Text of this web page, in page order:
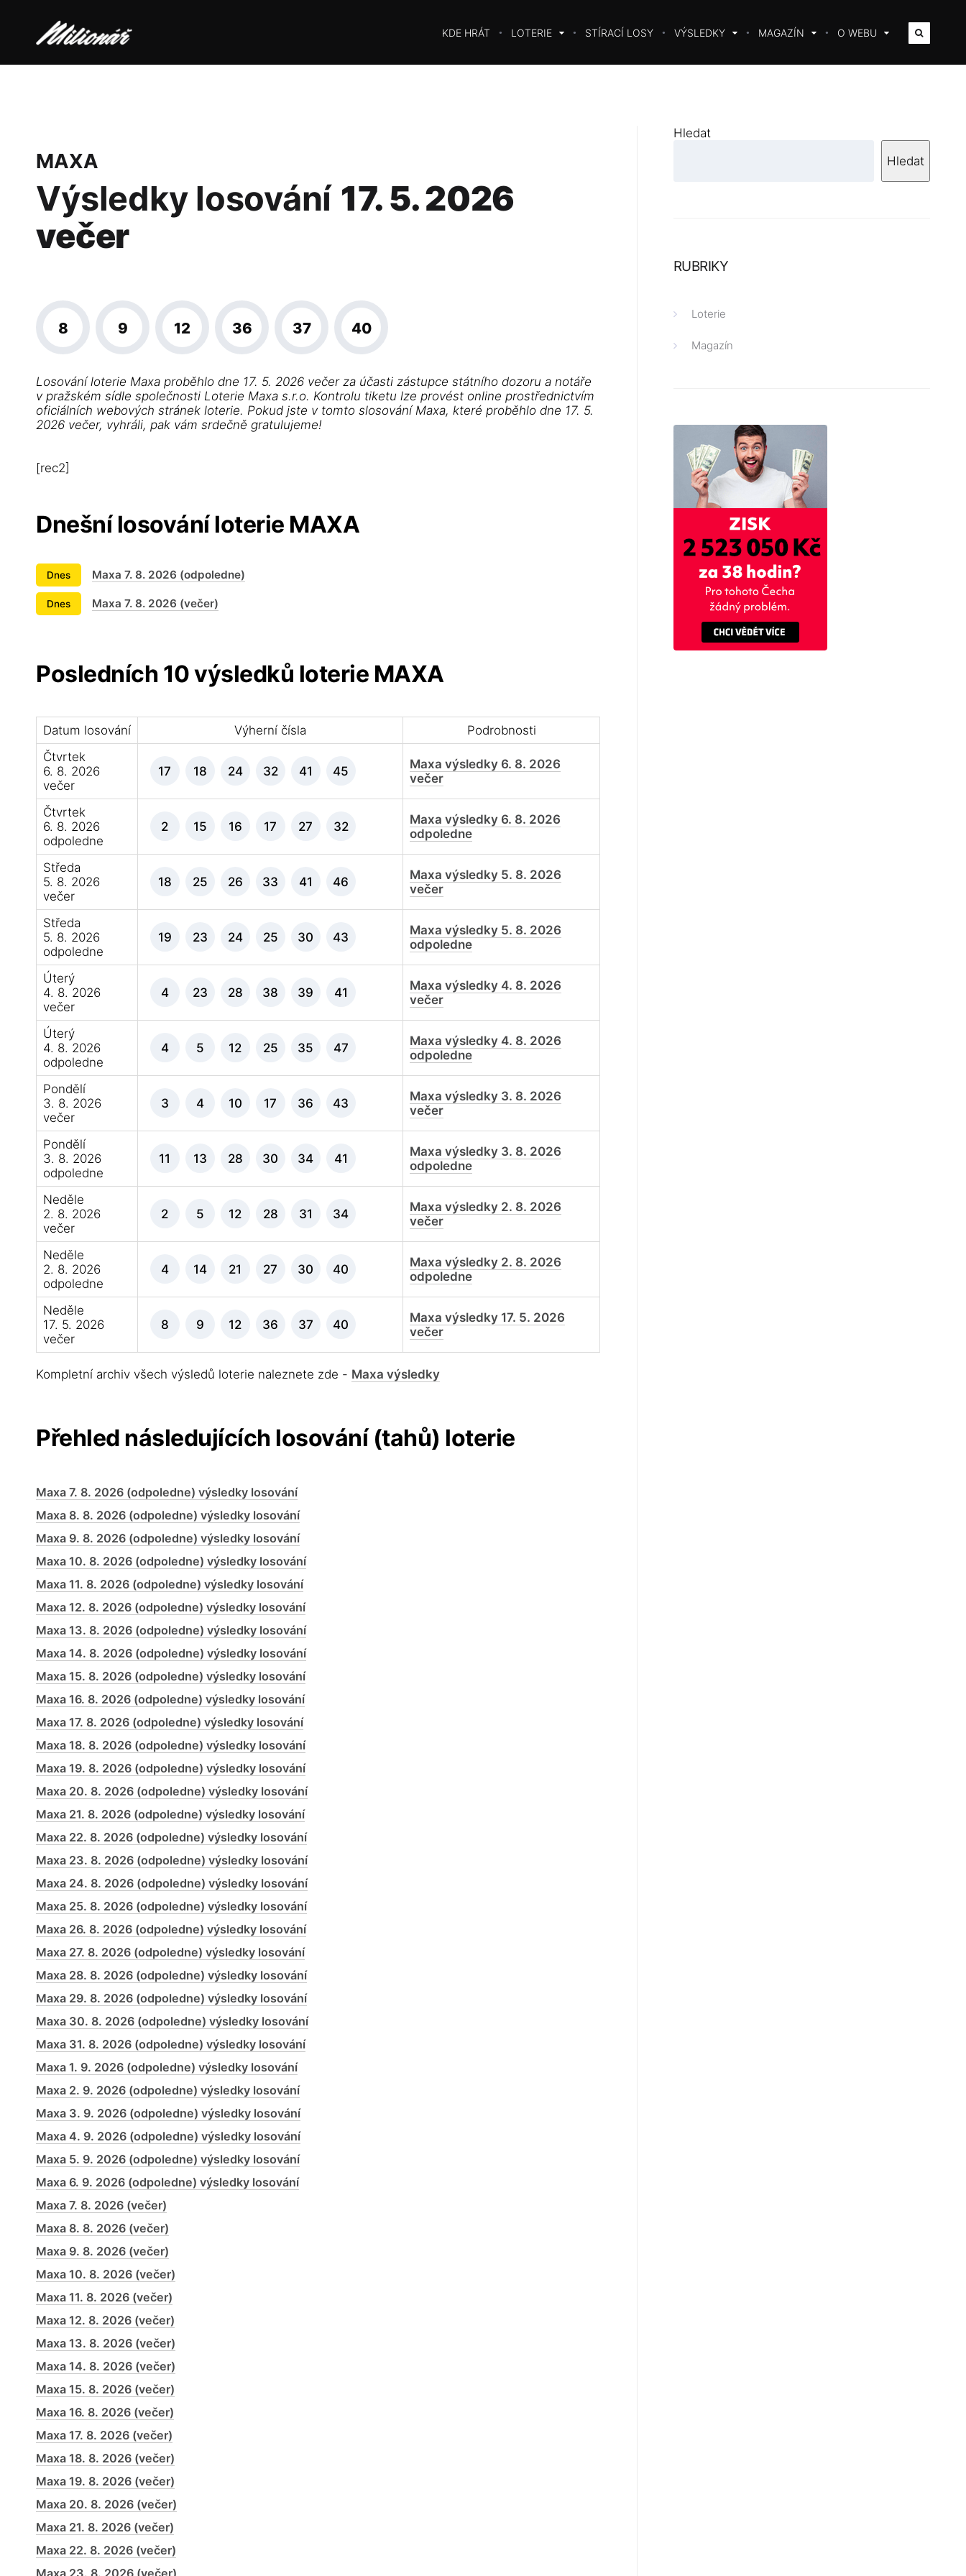
KDE HRÁT LOTERIE STÍRACÍ LOSY VÝSLEDKY MAGAZÍN O WEBU
MAXA
Výsledky losování 17. 5. 2026
večer
8 9 12 36 37 40
Losování loterie Maxa proběhlo dne 17. 5. 2026 večer za účasti zástupce státního dozoru a notáře
v pražském sídle společnosti Loterie Maxa s.r.o. Kontrolu tiketu lze provést online prostřednictvím
oficiálních webových stránek loterie. Pokud jste v tomto slosování Maxa, které proběhlo dne 17. 5.
2026 večer, vyhráli, pak vám srdečně gratulujeme!
[rec2]
Dnešní losování loterie MAXA
Dnes Maxa 7. 8. 2026 (odpoledne)
Dnes Maxa 7. 8. 2026 (večer)
Posledních 10 výsledků loterie MAXA
Datum losování Výherní čísla
Podrobnosti
Čtvrtek
6. 8. 2026
večer
17 18 24 32 41 45
Maxa výsledky 6. 8. 2026
večer
Čtvrtek
6. 8. 2026
odpoledne
2 15 16 17 27 32
Maxa výsledky 6. 8. 2026
odpoledne
Středa
5. 8. 2026
večer
18 25 26 33 41 46
Maxa výsledky 5. 8. 2026
večer
Středa
5. 8. 2026
odpoledne
19 23 24 25 30 43
Maxa výsledky 5. 8. 2026
odpoledne
Úterý
4. 8. 2026
večer
4 23 28 38 39 41
Maxa výsledky 4. 8. 2026
večer
Úterý
4. 8. 2026
odpoledne
4 5 12 25 35 47
Maxa výsledky 4. 8. 2026
odpoledne
Pondělí
3. 8. 2026
večer
3 4 10 17 36 43
Maxa výsledky 3. 8. 2026
večer
Pondělí
3. 8. 2026
odpoledne
11 13 28 30 34 41
Maxa výsledky 3. 8. 2026
odpoledne
Neděle
2. 8. 2026
večer
2 5 12 28 31 34
Maxa výsledky 2. 8. 2026
večer
Neděle
2. 8. 2026
odpoledne
4 14 21 27 30 40
Maxa výsledky 2. 8. 2026
odpoledne
Neděle
17. 5. 2026
večer
8 9 12 36 37 40
Maxa výsledky 17. 5. 2026
večer
Kompletní archiv všech výsledů loterie naleznete zde - Maxa výsledky
Přehled následujících losování (tahů) loterie
Maxa 7. 8. 2026 (odpoledne) výsledky losování
Maxa 8. 8. 2026 (odpoledne) výsledky losování
Maxa 9. 8. 2026 (odpoledne) výsledky losování
Maxa 10. 8. 2026 (odpoledne) výsledky losování
Maxa 11. 8. 2026 (odpoledne) výsledky losování
Maxa 12. 8. 2026 (odpoledne) výsledky losování
Maxa 13. 8. 2026 (odpoledne) výsledky losování
Maxa 14. 8. 2026 (odpoledne) výsledky losování
Maxa 15. 8. 2026 (odpoledne) výsledky losování
Maxa 16. 8. 2026 (odpoledne) výsledky losování
Maxa 17. 8. 2026 (odpoledne) výsledky losování
Maxa 18. 8. 2026 (odpoledne) výsledky losování
Maxa 19. 8. 2026 (odpoledne) výsledky losování
Maxa 20. 8. 2026 (odpoledne) výsledky losování
Maxa 21. 8. 2026 (odpoledne) výsledky losování
Maxa 22. 8. 2026 (odpoledne) výsledky losování
Maxa 23. 8. 2026 (odpoledne) výsledky losování
Maxa 24. 8. 2026 (odpoledne) výsledky losování
Maxa 25. 8. 2026 (odpoledne) výsledky losování
Maxa 26. 8. 2026 (odpoledne) výsledky losování
Maxa 27. 8. 2026 (odpoledne) výsledky losování
Maxa 28. 8. 2026 (odpoledne) výsledky losování
Maxa 29. 8. 2026 (odpoledne) výsledky losování
Maxa 30. 8. 2026 (odpoledne) výsledky losování
Maxa 31. 8. 2026 (odpoledne) výsledky losování
Maxa 1. 9. 2026 (odpoledne) výsledky losování
Maxa 2. 9. 2026 (odpoledne) výsledky losování
Maxa 3. 9. 2026 (odpoledne) výsledky losování
Maxa 4. 9. 2026 (odpoledne) výsledky losování
Maxa 5. 9. 2026 (odpoledne) výsledky losování
Maxa 6. 9. 2026 (odpoledne) výsledky losování
Maxa 7. 8. 2026 (večer)
Maxa 8. 8. 2026 (večer)
Maxa 9. 8. 2026 (večer)
Maxa 10. 8. 2026 (večer)
Maxa 11. 8. 2026 (večer)
Maxa 12. 8. 2026 (večer)
Maxa 13. 8. 2026 (večer)
Maxa 14. 8. 2026 (večer)
Maxa 15. 8. 2026 (večer)
Maxa 16. 8. 2026 (večer)
Maxa 17. 8. 2026 (večer)
Maxa 18. 8. 2026 (večer)
Maxa 19. 8. 2026 (večer)
Maxa 20. 8. 2026 (večer)
Maxa 21. 8. 2026 (večer)
Maxa 22. 8. 2026 (večer)
Maxa 23. 8. 2026 (večer)
Hledat
Hledat
RUBRIKY
Loterie
Magazín